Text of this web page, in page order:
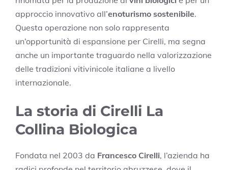
approccio innovativo all’enoturismo sostenibile.
Questa operazione non solo rappresenta
un’opportunità di espansione per Cirelli, ma segna
anche un importante traguardo nella valorizzazione
delle tradizioni vitivinicole italiane a livello
internazionale.
La storia di Cirelli La
Collina Biologica
Fondata nel 2003 da Francesco Cirelli, l’azienda ha